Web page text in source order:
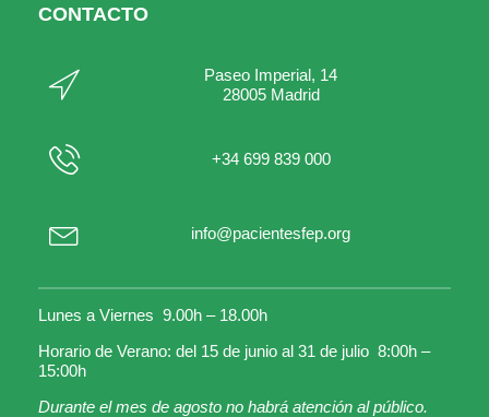
CONTACTO
Paseo Imperial, 14
28005 Madrid
+34 699 839 000
info@pacientesfep.org
Lunes a Viernes 9.00h – 18.00h
Horario de Verano: del 15 de junio al 31 de julio 8:00h –
15:00h
Durante el mes de agosto no habrá atención al público.